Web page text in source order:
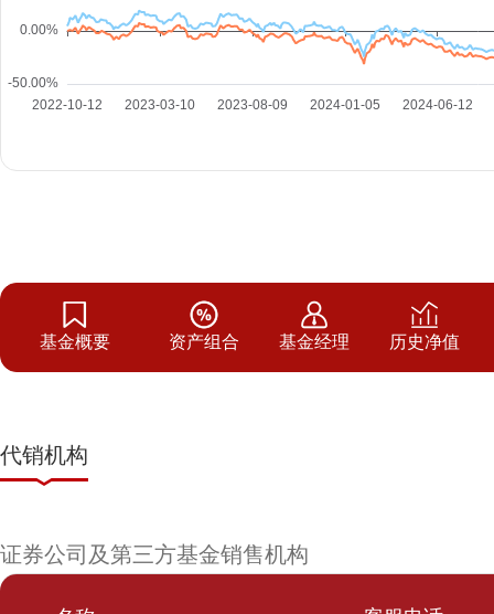
基金概要 资产组合 基金经理 历史净值
代销机构
证券公司及第三方基金销售机构